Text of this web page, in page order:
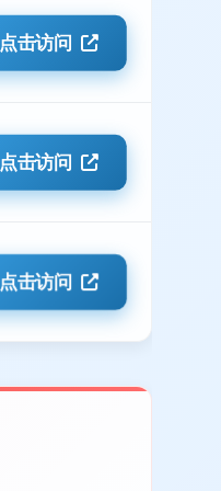
点击访问
点击访问
点击访问